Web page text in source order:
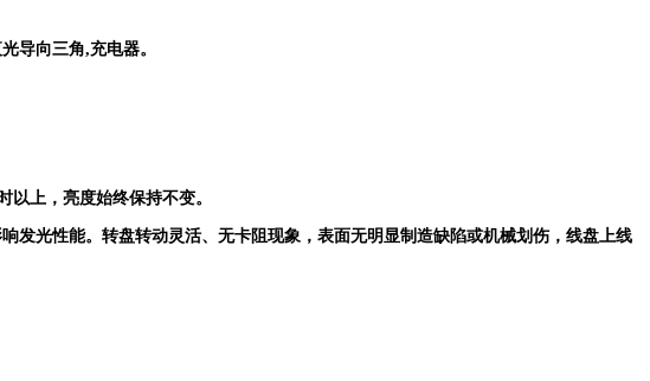
导向三角,充电器。
以上，亮度始终保持不变。
发光性能。转盘转动灵活、无卡阻现象，表面无明显制造缺陷或机械划伤，线盘上线